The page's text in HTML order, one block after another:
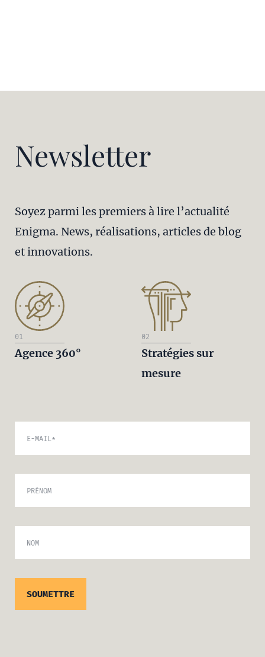
Newsletter
Soyez parmi les premiers à lire l’actualité
Enigma. News, réalisations, articles de blog
et innovations.
01
Agence 360°
02
Stratégies sur
mesure
E-MAIL*
PRÉNOM
NOM